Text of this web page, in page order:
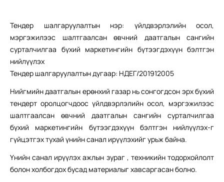
Тендер шалгаруулалтын нэр: үйлдвэрлэлийн осол,
мэргэжилээс шалтгаалсан өвчний даатгалын сангийн
сурталчилгаа бүхий маркетингийн бүтээгдэхүүн бэлтгэн
нийлүүлэх
Тендер шалгаруулалтын дугаар: НДЕГ/201912005
Нийгмийн даатгалын ерөнхий газар нь сонгогдсон эрх бүхий
тендерт оролцогчдоос үйлдвэрлэлийн осол, мэргэжилээс
шалтгаалсан өвчний даатгалын сангийн сурталчилгаа
бүхий маркетингийн бүтээгдэхүүн бэлтгэн нийлүүлэх-г
гүйцэтгэх тухай үнийн санал ирүүлэхийг урьж байна.
Үнийн санал ирүүлэх ажлын зураг , техникийн тодорхойлолт
болон холбогдох бусад материалыг хавсаргасан болно.